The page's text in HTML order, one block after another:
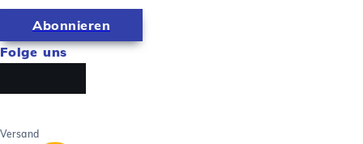
Abonnieren
Folge uns
Versand